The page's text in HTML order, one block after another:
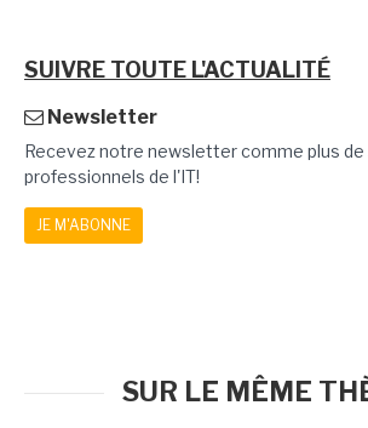
SUIVRE TOUTE L'ACTUALITÉ
Newsletter
Recevez notre newsletter comme plus
professionnels de l'IT!
JE M'ABONNE
SUR LE MÊME